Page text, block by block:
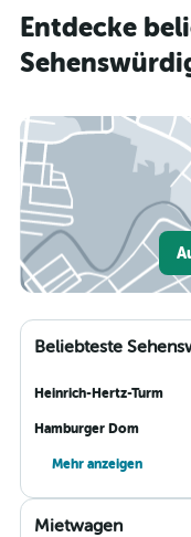
Entdecke
Beliebteste
Heinrich-Hertz-Turm
Hamburger Dom
Mehr anzeigen
Mietwagen